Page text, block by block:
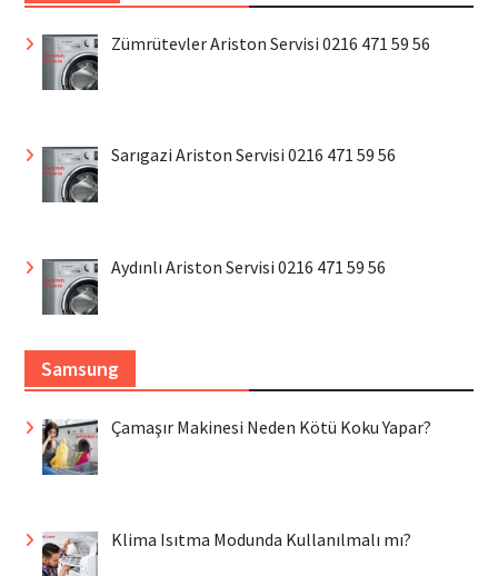
Zümrütevler Ariston Servisi 0216 471 59 56
Sarıgazi Ariston Servisi 0216 471 59 56
Aydınlı Ariston Servisi 0216 471 59 56
Samsung
Çamaşır Makinesi Neden Kötü Koku Yapar?
Klima Isıtma Modunda Kullanılmalı mı?